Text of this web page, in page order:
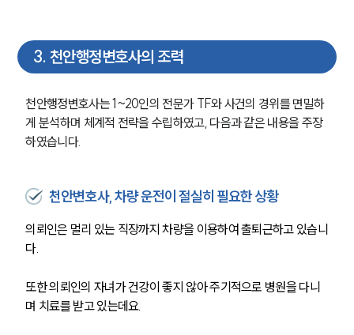
3. 천안행정변호사의 조력
천안행정변호사는 1~20인의 전문가 TF와 사건의 경위를 면밀하
게 분석하며 체계적 전략을 수립하였고, 다음과 같은 내용을 주장
하였습니다.
천안변호사, 차량 운전이 절실히 필요한 상황
의뢰인은 멀리 있는 직장까지 차량을 이용하여 출퇴근하고 있습니
다.
또한 의뢰인의 자녀가 건강이 좋지 않아 주기적으로 병원을 다니
며 치료를 받고 있는데요.